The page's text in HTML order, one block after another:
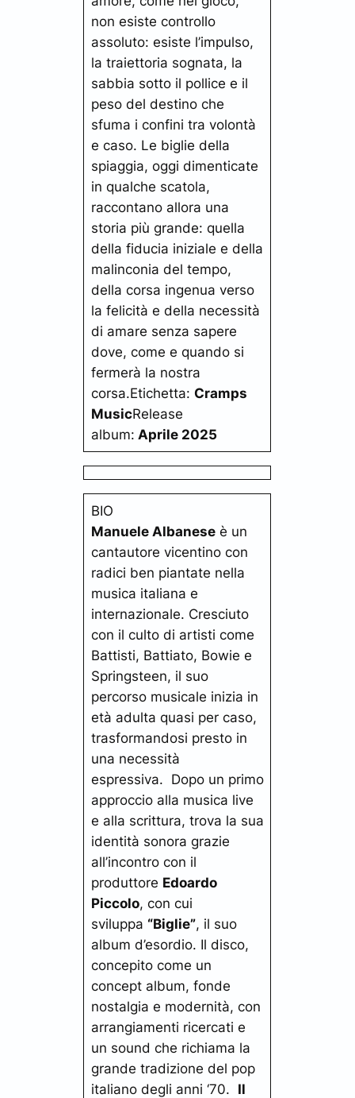
non esiste controllo
assoluto: esiste l’impulso,
la traiettoria sognata, la
sabbia sotto il pollice e il
peso del destino che
sfuma i confini tra volontà
e caso. Le biglie della
spiaggia, oggi dimenticate
in qualche scatola,
raccontano allora una
storia più grande: quella
della fiducia iniziale e della
malinconia del tempo,
della corsa ingenua verso
la felicità e della necessità
di amare senza sapere
dove, come e quando si
fermerà la nostra
corsa.Etichetta: Cramps
MusicRelease
album: Aprile 2025
BIO
Manuele Albaneseè un
cantautore vicentino con
radici ben piantate nella
musica italiana e
internazionale. Cresciuto
con il culto di artisti come
Battisti, Battiato, Bowie e
Springsteen, il suo
percorso musicale inizia in
età adulta quasi per caso,
trasformandosi presto in
una necessità
espressiva. Dopo un primo
approccio alla musica live
e alla scrittura, trova la sua
identità sonora grazie
all’incontro con il
produttore Edoardo
Piccolo, con cui
sviluppa “Biglie”, il suo
album d’esordio. Il disco,
concepito come un
concept album, fonde
nostalgia e modernità, con
arrangiamenti ricercati e
un sound che richiama la
grande tradizione del pop
italiano degli anni ‘70. Il